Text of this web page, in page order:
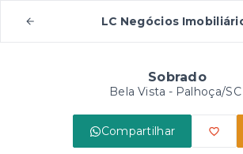
LC Negócios
Sobrado
Bela Vista - Palhoça/SC
Compartilhar